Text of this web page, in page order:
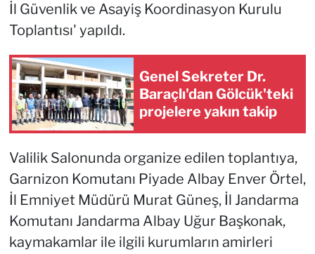
İl Güvenlik ve Asayiş Koordinasyon Kurulu
Toplantısı' yapıldı.
Genel Sekreter Dr.
Baraçlı'dan Gölcük'teki
projelere yakın takip
Valilik Salonunda organize edilen toplantıya,
Garnizon Komutanı Piyade Albay Enver Örtel,
İl Emniyet Müdürü Murat Güneş, İl Jandarma
Komutanı Jandarma Albay Uğur Başkonak,
kaymakamlar ile ilgili kurumların amirleri